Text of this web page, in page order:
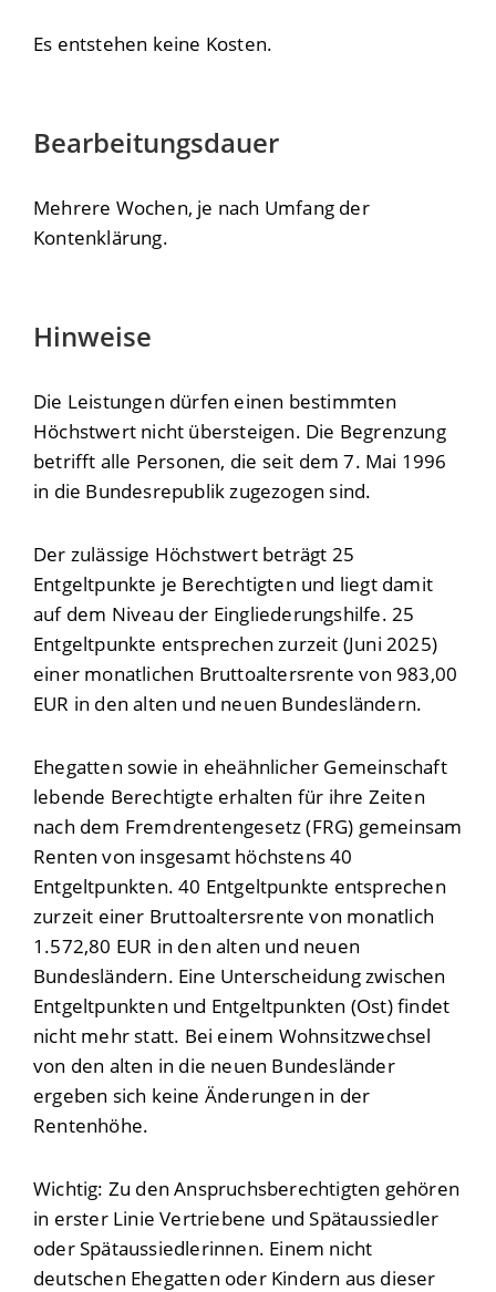
Es entstehen keine Kosten.
Bearbeitungsdauer
Mehrere Wochen, je nach Umfang der
Kontenklärung.
Hinweise
Die Leistungen dürfen einen bestimmten
Höchstwert nicht übersteigen. Die Begrenzung
betrifft alle Personen, die seit dem 7. Mai 1996
in die Bundesrepublik zugezogen sind.
Der zulässige Höchstwert beträgt 25
Entgeltpunkte je Berechtigten und liegt damit
auf dem Niveau der Eingliederungshilfe. 25
Entgeltpunkte entsprechen zurzeit (Juni 2025)
einer monatlichen Bruttoaltersrente von 983,00
EUR in den alten und neuen Bundesländern.
Ehegatten sowie in eheähnlicher Gemeinschaft
lebende Berechtigte erhalten für ihre Zeiten
nach dem Fremdrentengesetz (FRG) gemeinsam
Renten von insgesamt höchstens 40
Entgeltpunkten. 40 Entgeltpunkte entsprechen
zurzeit einer Bruttoaltersrente von monatlich
1.572,80 EUR in den alten und neuen
Bundesländern. Eine Unterscheidung zwischen
Entgeltpunkten und Entgeltpunkten (Ost) findet
nicht mehr statt. Bei einem Wohnsitzwechsel
von den alten in die neuen Bundesländer
ergeben sich keine Änderungen in der
Rentenhöhe.
Wichtig: Zu den Anspruchsberechtigten gehören
in erster Linie Vertriebene und Spätaussiedler
oder Spätaussiedlerinnen. Einem nicht
deutschen Ehegatten oder Kindern aus dieser